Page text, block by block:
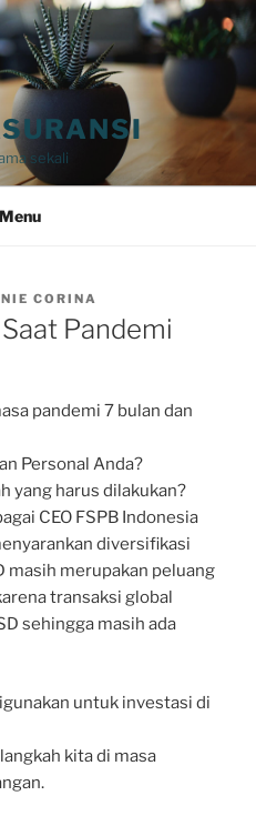
sekali
Menu
CORINA
Pandemi
pandemi 7 bulan dan
Personal Anda?
yang harus dilakukan?
CEO FSPB Indonesia
diversifikasi
masih merupakan peluang
transaksi global
sehingga masih ada
untuk investasi di
kita di masa